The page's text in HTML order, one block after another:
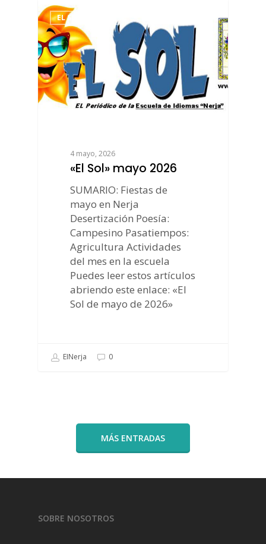
EL SOL DE NERJA
4 mayo, 2026
«El Sol» mayo 2026
SUMARIO: Fiestas de
mayo en Nerja
Desertización Poesía:
Campesino Pasatiempos:
Agricultura Actividades
del mes en la escuela
Puedes leer estos artículos
abriendo este enlace: «El
Sol de mayo de 2026»
EINerja 0
MÁS ENTRADAS
SOBRE NOSOTROS